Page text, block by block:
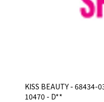
KISS BEAUTY - 68434-
10470 - D**